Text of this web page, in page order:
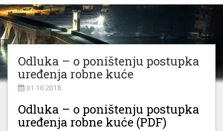
Odluka – o poništenju postupka
uređenja robne kuće
01.10.2018.
Odluka – o poništenju postupka
uređenja robne kuće (PDF)